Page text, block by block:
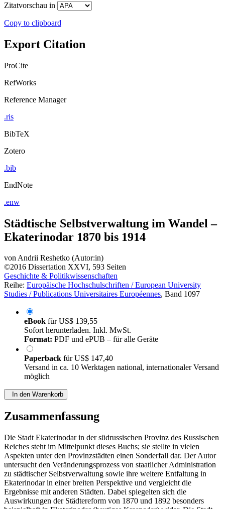
Export Citation
Städtische Selbstverwaltung im Wandel –
vonAndrii Reshetko (Autor:in)
©2016 Dissertation XXVI, 593 Seiten
Geschichte & Politikwissenschaften
Reihe:Europäische Hochschulschriften / European University
eBookfürUS$ 139,55
Sofort herunterladen. Inkl. MwSt.
Format:
PaperbackfürUS$ 147,40
Versand in ca. 10 Werktagen national, internationaler Versand
Zusammenfassung
Die Stadt Ekaterinodar in der südrussischen Provinz des Russischen
Reiches steht im Mittelpunkt dieses Buchs; sie stellte in vielen
Aspekten unter den Provinzstädten einen Sonderfall dar. Der Autor
untersucht den Veränderungsprozess von staatlicher Administration
zu städtischer Selbstverwaltung sowie ihre weitere Entfaltung in
Ekaterinodar in einer breiten Perspektive und vergleicht die
Ergebnisse mit anderen Städten. Dabei spiegelten sich die